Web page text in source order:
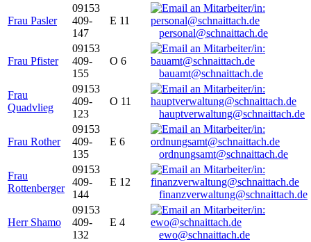
Frau Pasler
09153
409-
147
E 11
personal@schnaittach.de
Frau Pfister
09153
409-
155
O 6
bauamt@schnaittach.de
Frau
Quadvlieg
09153
409-
123
O 11
hauptverwaltung@schnaittach.de
Frau Rother
09153
409-
135
E 6
ordnungsamt@schnaittach.de
Frau
Rottenberger
09153
409-
144
E 12
finanzverwaltung@schnaittach.de
Herr Shamo
09153
409-
132
E 4
ewo@schnaittach.de